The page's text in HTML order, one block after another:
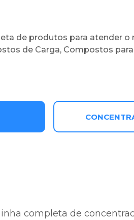
de produtos para atender
de Carga, Compostos
completa de